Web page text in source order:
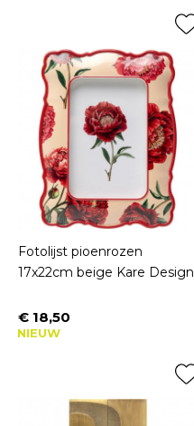
Fotolijst pioenrozen
17x22cm beige Kare Design
Prijs
€ 18,50
NIEUW